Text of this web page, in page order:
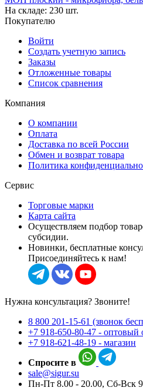
На складе: 230 шт.
Покупателю
Войти
Создать учетную запись
Заказы
Отложенные товары
Список сравнения
Компания
О компании
Оплата
Доставка по всей России
Обмен и возврат товара
Политика
Сервис
Торговые марки
Карта сайта
Осуществляем подбор
субсидии.
Новинки, бесплатные
Присоединяйтесь к нам!
Нужна консультация? Звоните!
8 800 201-15-61 (звонок
+7 918-650-80-47 - оптовый
+7 918-621-48-19 - магазин
Спросите в
sale@sigur.su
Пн-Пт 8.00 - 20.00, Сб-Вск